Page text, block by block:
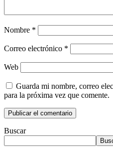
Nombre *
Correo electrónico *
Web
Guarda mi nombre, correo
para la próxima vez que comente.
Buscar